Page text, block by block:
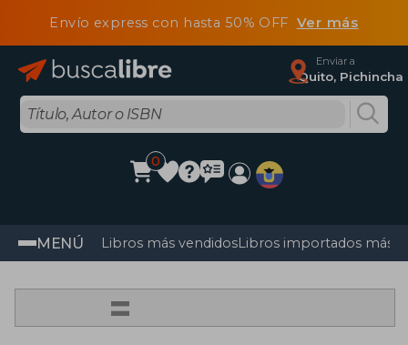
Envío express con hasta 50% OFF Ver más
Enviar a
Quito, Pichincha
0
MENÚ Libros más vendidosLibros importados más
=